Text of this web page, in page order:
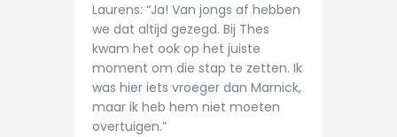
Laurens: “Ja! Van jongs af hebben
we dat altijd gezegd. Bij Thes
kwam het ook op het juiste
moment om die stap te zetten. Ik
was hier iets vroeger dan Marnick,
maar ik heb hem niet moeten
overtuigen.”